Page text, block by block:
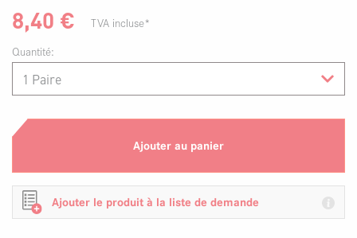
8,40 €
TVA incluse*
Quantité:
Ajouter au panier
Ajouter le produit à la liste de demande